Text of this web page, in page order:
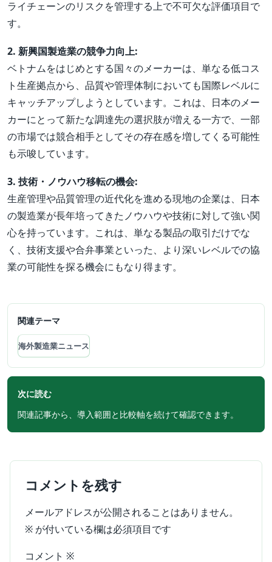
ライチェーンのリスクを管理する上で不可欠な評価項目で
す。
2. 新興国製造業の競争力向上:
ベトナムをはじめとする国々のメーカーは、単なる低コス
ト生産拠点から、品質や管理体制においても国際レベルに
キャッチアップしようとしています。これは、日本のメー
カーにとって新たな調達先の選択肢が増える一方で、一部
の市場では競合相手としてその存在感を増してくる可能性
も示唆しています。
3. 技術・ノウハウ移転の機会:
生産管理や品質管理の近代化を進める現地の企業は、日本
の製造業が長年培ってきたノウハウや技術に対して強い関
心を持っています。これは、単なる製品の取引だけでな
く、技術支援や合弁事業といった、より深いレベルでの協
業の可能性を探る機会にもなり得ます。
関連テーマ
海外製造業ニュース
次に読む
関連記事から、導入範囲と比較軸を続けて確認できます。
コメントを残す
メールアドレスが公開されることはありません。
※ が付いている欄は必須項目です
コメント ※